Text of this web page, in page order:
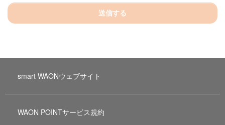
送信する
smart WAONウェブサイト
WAON POINTサービス規約